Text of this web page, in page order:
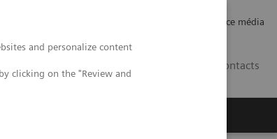
and personalize content
clicking on the "Review and
Espace média
Contacts